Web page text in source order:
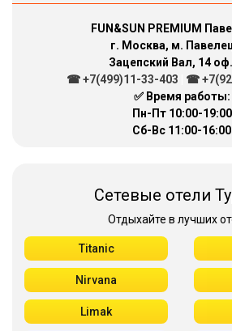
FUN&SUN PREMIUM
г. Москва, м.
Зацепский Вал, 14
☎ +7(499)11-33-403
☎
✅ Время работы:
Пн-Пт 10:00-19:00
Сб-Вс 11:00-16:00
Сетевые отели
Отдыхайте в лучших
Titanic
Nirvana
Limak